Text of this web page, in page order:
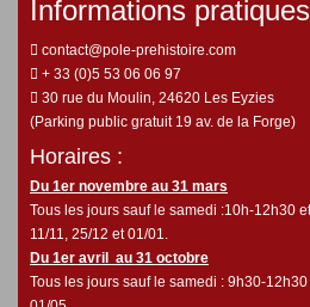
Informations pratiques
contact@pole-prehistoire.com
+ 33 (0)5 53 06 06 97
30 rue du Moulin, 24620 Les Eyzies
(Parking public gratuit 19 av. de la Forge)
Horaires :
Du 1er novembre au 31 mars
Tous les jours sauf le samedi :10h-12h30
11/11, 25/12 et 01/01.
Du 1er avril au 31 octobre
Tous les jours sauf le samedi : 9h30-